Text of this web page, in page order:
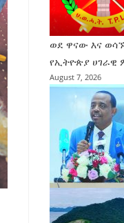
ወደ ዋናው እና
የኢትዮጵያ ሀገራዊ
August 7, 2026